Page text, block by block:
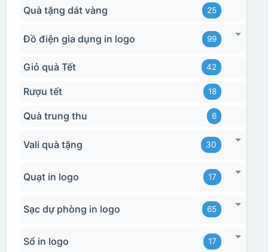
Quà tặng dát vàng 25
Đồ điện gia dụng in logo 99
Giỏ quà Tết 42
Rượu tết 18
Quà trung thu 6
Vali quà tặng 30
Quạt in logo 17
Sạc dự phòng in logo 65
Sổ in logo 17